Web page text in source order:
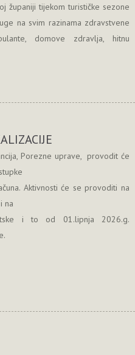
županiji tijekom turističke sezone
na svim razinama zdravstvene
domove zdravlja, hitnu
Porezne uprave, provodit će
Aktivnosti će se provoditi na
na
i to od 01.lipnja 2026.g.